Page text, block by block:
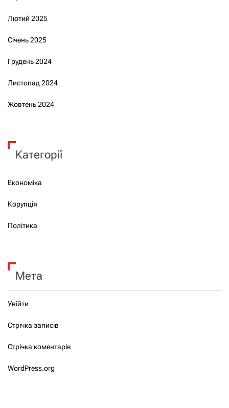
Лютий 2025
Січень 2025
Грудень 2024
Листопад 2024
Жовтень 2024
Категорії
Економіка
Корупція
Політика
Мета
Увійти
Стрічка записів
Стрічка коментарів
WordPress.org